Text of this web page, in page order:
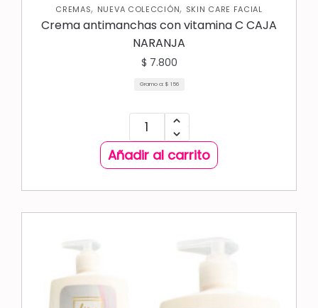
CREMAS, NUEVA COLECCIÓN, SKIN CARE FACIAL
Crema antimanchas con vitamina C CAJA
NARANJA
$ 7.800
Gramo a: $ 156
Añadir al carrito